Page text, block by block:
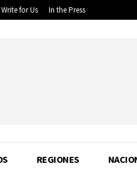
Write for Us In the Press
REGIONES